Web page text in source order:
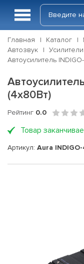
Главная Каталог
Автозвук
Автоусилитель
(4x80Вт)
Рейтинг 0.0
Товар
Артикул: Aura